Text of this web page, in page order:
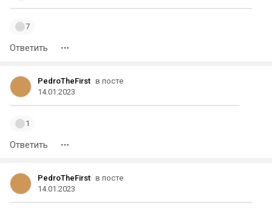
7
Ответить
PedroTheFirst в посте
14.01.2023
1
Ответить
PedroTheFirst в посте
14.01.2023